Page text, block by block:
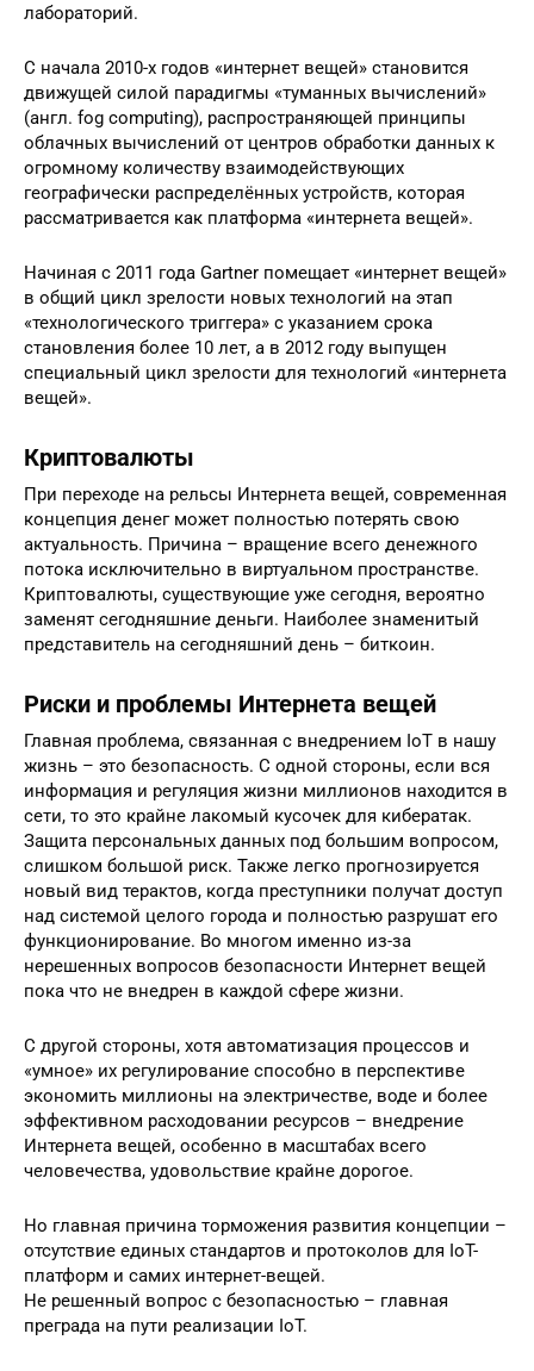
лабораторий.
С начала 2010-х годов «интернет вещей» становится
движущей силой парадигмы «туманных вычислений»
(англ. fog computing), распространяющей принципы
облачных вычислений от центров обработки данных к
огромному количеству взаимодействующих
географически распределённых устройств, которая
рассматривается как платформа «интернета вещей».
Начиная с 2011 года Gartner помещает «интернет вещей»
в общий цикл зрелости новых технологий на этап
«технологического триггера» с указанием срока
становления более 10 лет, а в 2012 году выпущен
специальный цикл зрелости для технологий «интернета
вещей».
Криптовалюты
При переходе на рельсы Интернета вещей, современная
концепция денег может полностью потерять свою
актуальность. Причина – вращение всего денежного
потока исключительно в виртуальном пространстве.
Криптовалюты, существующие уже сегодня, вероятно
заменят сегодняшние деньги. Наиболее знаменитый
представитель на сегодняшний день – биткоин.
Риски и проблемы Интернета вещей
Главная проблема, связанная с внедрением IoT в нашу
жизнь – это безопасность. С одной стороны, если вся
информация и регуляция жизни миллионов находится в
сети, то это крайне лакомый кусочек для кибератак.
Защита персональных данных под большим вопросом,
слишком большой риск. Также легко прогнозируется
новый вид терактов, когда преступники получат доступ
над системой целого города и полностью разрушат его
функционирование. Во многом именно из-за
нерешенных вопросов безопасности Интернет вещей
пока что не внедрен в каждой сфере жизни.
С другой стороны, хотя автоматизация процессов и
«умное» их регулирование способно в перспективе
экономить миллионы на электричестве, воде и более
эффективном расходовании ресурсов – внедрение
Интернета вещей, особенно в масштабах всего
человечества, удовольствие крайне дорогое.
Но главная причина торможения развития концепции –
отсутствие единых стандартов и протоколов для IoT-
платформ и самих интернет-вещей.
Не решенный вопрос с безопасностью – главная
преграда на пути реализации IoT.